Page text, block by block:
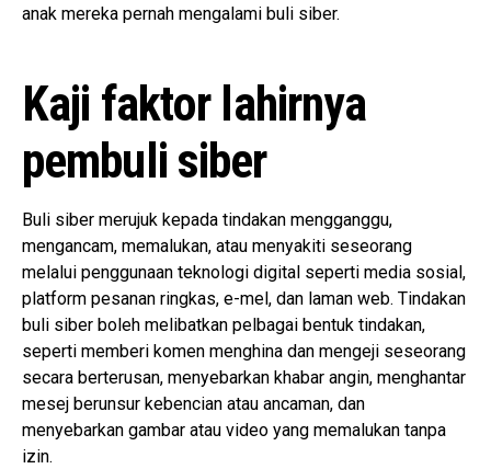
anak mereka pernah mengalami buli siber.
Kaji faktor lahirnya
pembuli siber
Buli siber merujuk kepada tindakan mengganggu,
mengancam, memalukan, atau menyakiti seseorang
melalui penggunaan teknologi digital seperti media sosial,
platform pesanan ringkas, e-mel, dan laman web. Tindakan
buli siber boleh melibatkan pelbagai bentuk tindakan,
seperti memberi komen menghina dan mengeji seseorang
secara berterusan, menyebarkan khabar angin, menghantar
mesej berunsur kebencian atau ancaman, dan
menyebarkan gambar atau video yang memalukan tanpa
izin.